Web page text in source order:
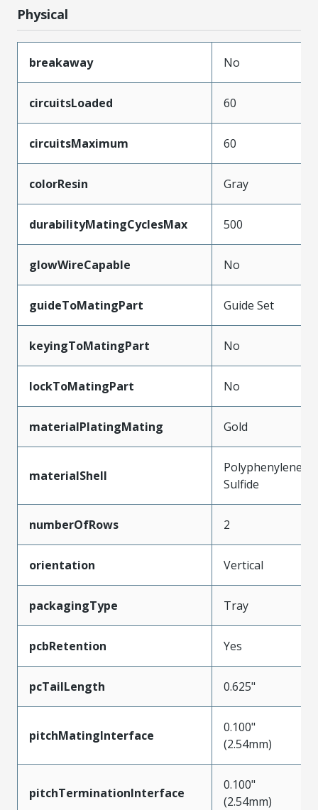
Physical
breakaway No
circuitsLoaded 60
circuitsMaximum 60
colorResin Gray
durabilityMatingCyclesMax 500
glowWireCapable No
guideToMatingPart Guide Set
keyingToMatingPart No
lockToMatingPart No
materialPlatingMating Gold
materialShell
Polyphenylene
Sulfide
numberOfRows 2
orientation Vertical
packagingType Tray
pcbRetention Yes
pcTailLength 0.625"
pitchMatingInterface
0.100"
(2.54mm)
pitchTerminationInterface
0.100"
(2.54mm)